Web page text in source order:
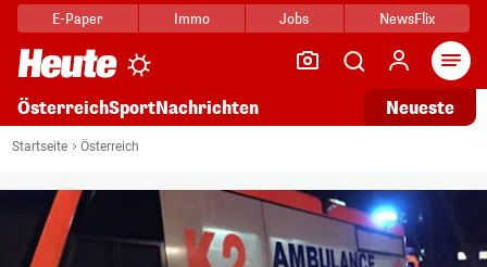
E-Paper Immo Jobs NewsFlix
ÖsterreichSportNachrichten Neueste
Startseite Österreich